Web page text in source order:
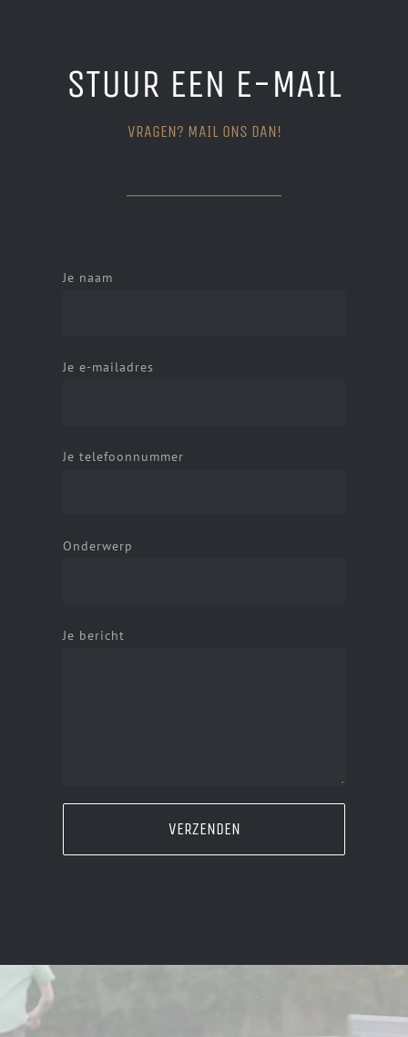
STUUR EEN E-MAIL
VRAGEN? MAIL ONS DAN!
Je naam
Je e-mailadres
Je telefoonnummer
Onderwerp
Je bericht